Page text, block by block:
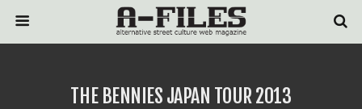
THE BENNIES JAPAN TOUR 2013